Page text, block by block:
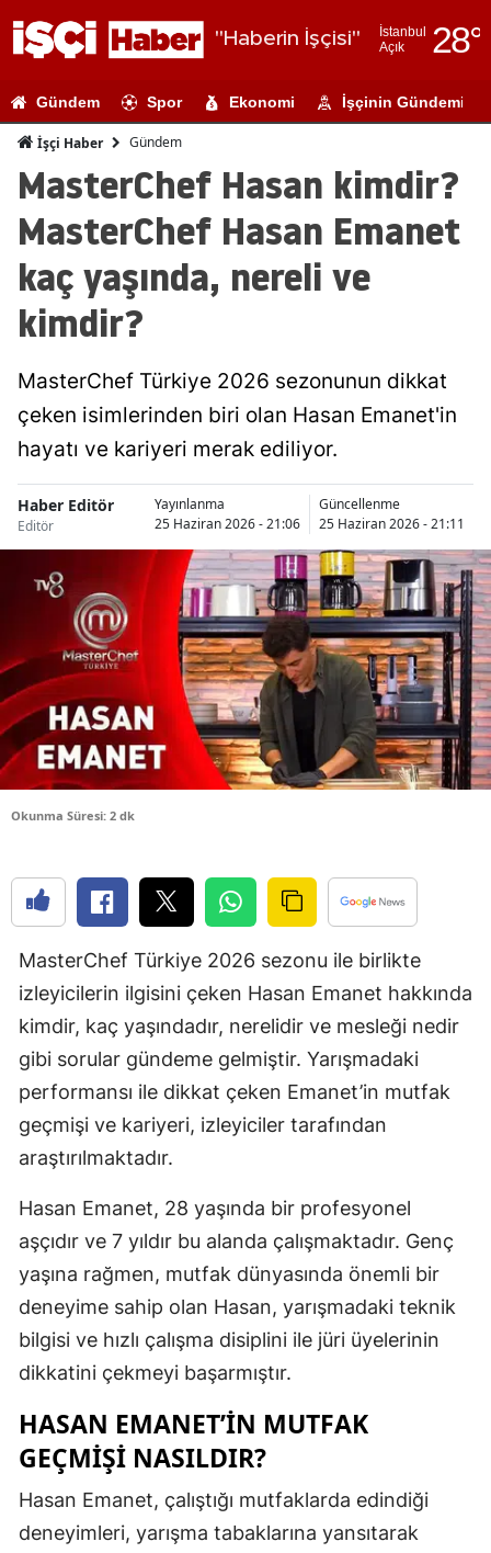
"Haberin İşçisi"
İstanbul
Açık
28°
Adıyaman
Ağrı
Amasya
Artvin
Aydın
Bilecik
Bingöl
Bitlis
Bolu
Burdur
Bursa
Çanakkale
Çorum
Denizli
Diyarbakır
Elazığ
Erzincan
Gaziantep
Giresun
Mersin
Gündem Spor Ekonomi İşçinin Gündemi
İşçi Haber Gündem
MasterChef Hasan kimdir?
MasterChef Hasan Emanet
kaç yaşında, nereli ve
kimdir?
MasterChef Türkiye 2026 sezonunun dikkat
çeken isimlerinden biri olan Hasan Emanet'in
hayatı ve kariyeri merak ediliyor.
Haber Editör
Editör
Yayınlanma
25 Haziran 2026 - 21:06
Güncellenme
25 Haziran 2026 - 21:11
Okunma Süresi: 2 dk
MasterChef Türkiye 2026 sezonu ile birlikte
izleyicilerin ilgisini çeken Hasan Emanet hakkında
kimdir, kaç yaşındadır, nerelidir ve mesleği nedir
gibi sorular gündeme gelmiştir. Yarışmadaki
performansı ile dikkat çeken Emanet’in mutfak
geçmişi ve kariyeri, izleyiciler tarafından
araştırılmaktadır.
Hasan Emanet, 28 yaşında bir profesyonel
aşçıdır ve 7 yıldır bu alanda çalışmaktadır. Genç
yaşına rağmen, mutfak dünyasında önemli bir
deneyime sahip olan Hasan, yarışmadaki teknik
bilgisi ve hızlı çalışma disiplini ile jüri üyelerinin
dikkatini çekmeyi başarmıştır.
HASAN EMANET’IN MUTFAK
GEÇMIŞI NASILDIR?
Hasan Emanet, çalıştığı mutfaklarda edindiği
deneyimleri, yarışma tabaklarına yansıtarak